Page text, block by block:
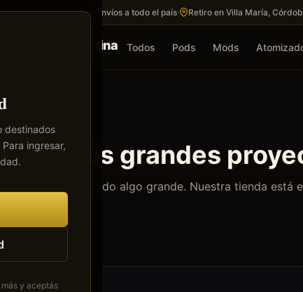
destinados
ingresar,
y aceptás
Envíos a todo el país· Retiro en Villa María,
Todos Pods Mods
Tenemos grandes
Se está cocinando algo grande. Nuestra tienda